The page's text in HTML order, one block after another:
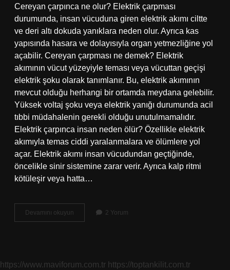
Cereyan çarpınca ne olur? Elektrik çarpması
durumunda, insan vücuduna giren elektrik akımı ciltte
ve deri altı dokuda yanıklara neden olur. Ayrıca kas
yapısında hasara ve dolayısıyla organ yetmezliğine yol
açabilir. Cereyan çarpması ne demek? Elektrik
akımının vücut yüzeyiyle teması veya vücuttan geçişi
elektrik şoku olarak tanımlanır. Bu, elektrik akımının
mevcut olduğu herhangi bir ortamda meydana gelebilir.
Yüksek voltaj şoku veya elektrik yanığı durumunda acil
tıbbi müdahalenin gerekli olduğu unutulmamalıdır.
Elektrik çarpınca insan neden ölür? Özellikle elektrik
akımıyla temas ciddi yaralanmalara ve ölümlere yol
açar. Elektrik akımı insan vücudundan geçtiğinde,
öncelikle sinir sistemine zarar verir. Ayrıca kalp ritmi
kötüleşir veya hatta…
Devamını okuyun Cereyan
Çarpması
2 Yorum
https://www.maviforum.com.tr https://toptankilit.com.tr